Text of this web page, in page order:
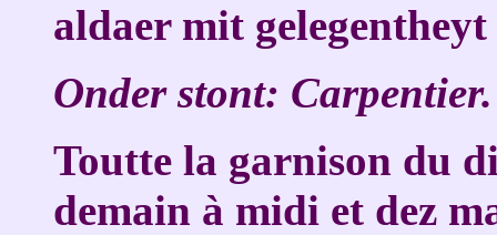
aldaer mit
Onder stont: Carpentier.
Toutte la garnison du
demain à midi et dez